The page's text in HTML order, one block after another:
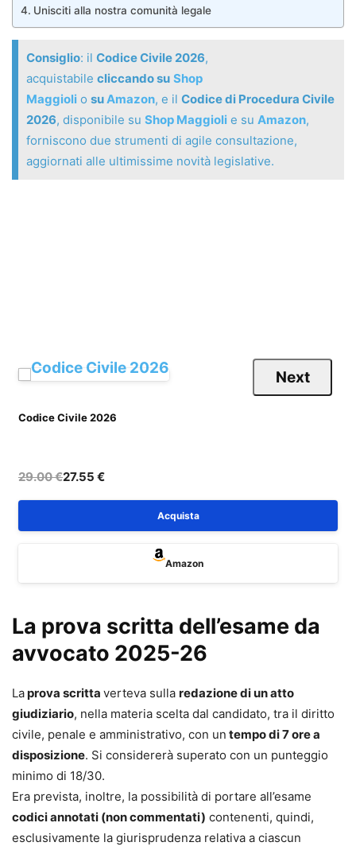
Unisciti alla nostra comunità legale
Consiglio: il Codice Civile 2026,
acquistabile cliccando su Shop
Maggioli o suAmazon, e il Codice di Procedura Civile
2026, disponibile su Shop Maggioli e su Amazon,
forniscono due strumenti di agile consultazione,
aggiornati alle ultimissime novità legislative.
Codice Civile 2026
29.00 €27.55 €
Acquista
Amazon
Next
La prova scritta dell’esame da
avvocato 2025-26
Laprova scritta verteva sulla redazione di un atto
giudiziario, nella materia scelta dal candidato, tra il diritto
civile, penale e amministrativo, con un tempo di 7 ore a
disposizione. Si considererà superato con un punteggio
minimo di 18/30.
Era prevista, inoltre, la possibilità di portare all’esame
codici annotati (non commentati) contenenti, quindi,
esclusivamente la giurisprudenza relativa a ciascun